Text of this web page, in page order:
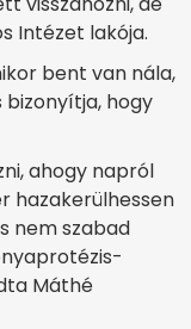
Intézet lakója.
bent van nála,
bizonyítja, hogy
ahogy napról
hazakerülhessen
nem szabad
Máthé